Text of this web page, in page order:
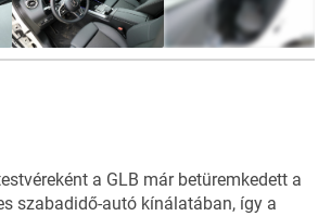
a GLB már betüremkedett a
szabadidő-autó kínálatában, így a